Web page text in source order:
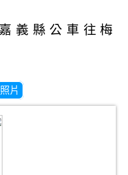
義縣公車往梅
照片